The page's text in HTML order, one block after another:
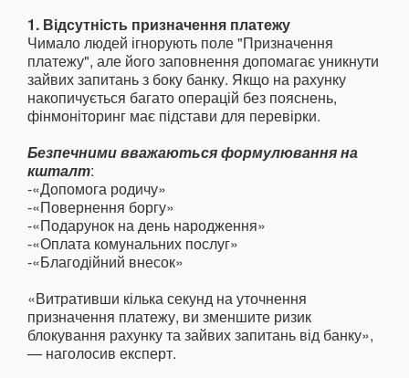
1. Відсутність призначення платежу
Чимало людей ігнорують поле "Призначення
платежу", але його заповнення допомагає уникнути
зайвих запитань з боку банку. Якщо на рахунку
накопичується багато операцій без пояснень,
фінмоніторинг має підстави для перевірки.
Безпечними вважаються формулювання на
кшталт:
-«Допомога родичу»
-«Повернення боргу»
-«Подарунок на день народження»
-«Оплата комунальних послуг»
-«Благодійний внесок»
«Витративши кілька секунд на уточнення
призначення платежу, ви зменшите ризик
блокування рахунку та зайвих запитань від банку»,
— наголосив експерт.